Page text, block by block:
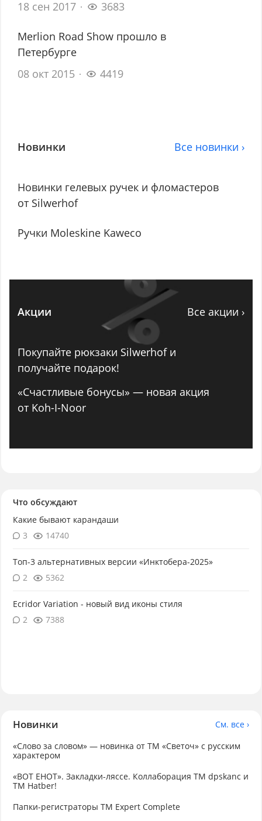
18 сен 2017 3683
Merlion Road Show прошло в
Петербурге
08 окт 2015
4419
Новинки Все новинки ›
Новинки гелевых ручек и фломастеров
от Silwerhof
Ручки Moleskine Kaweco
Акции Все акции ›
Покупайте рюкзаки Silwerhof и
получайте подарок!
«Счастливые бонусы» — новая акция
от Koh-I-Noor
Что обсуждают
Какие бывают карандаши
3
14740
Топ-3 альтернативных версии «Инктобера-2025»
2
5362
Ecridor Variation - новый вид иконы стиля
2
7388
Новинки
См. все ›
«Слово за словом» — новинка от ТМ «Светоч» с русским
характером
«ВОТ ЕНОТ». Закладки-ляссе. Коллаборация TM dpskanc и
ТМ Hatber!
Папки-регистраторы ТМ Expert Complete